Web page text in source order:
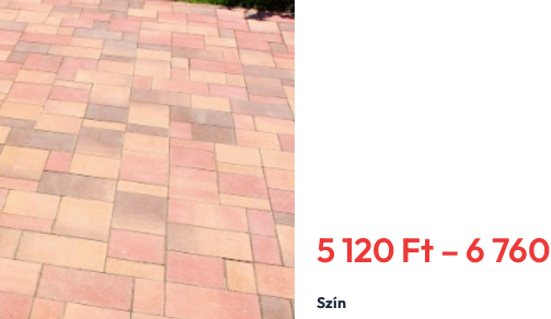
5 120 Ft– 6 760
Szín
Kavics